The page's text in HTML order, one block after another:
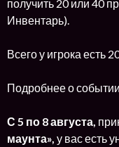
получить 20 или 40
Инвентарь).
Всего у игрока есть
Подробнее о
С 5 по 8 августа,
маунта», у вас есть